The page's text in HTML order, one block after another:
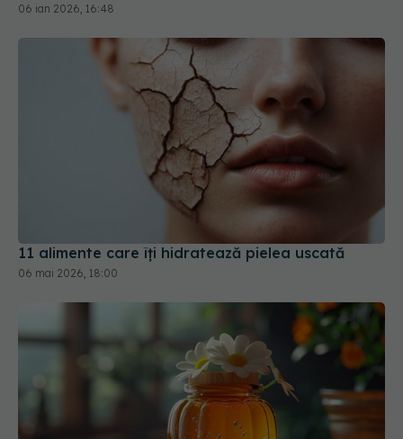
06 ian 2026, 16:48
11 alimente care îți hidratează pielea uscată
06 mai 2026, 18:00